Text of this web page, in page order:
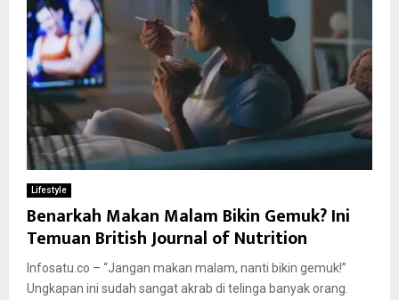
Lifestyle
Benarkah Makan Malam Bikin Gemuk? Ini
Temuan British Journal of Nutrition
Infosatu.co – “Jangan makan malam, nanti bikin gemuk!”
Ungkapan ini sudah sangat akrab di telinga banyak orang.